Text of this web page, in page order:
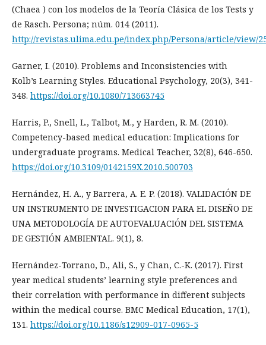
(Chaea ) con los modelos de la Teoría Clásica de los Tests y
de Rasch. Persona; núm. 014 (2011).
http://revistas.ulima.edu.pe/index.php/Persona/article/view/
Garner, I. (2010). Problems and Inconsistencies with
Kolb’s Learning Styles. Educational Psychology, 20(3), 341-
348. https://doi.org/10.1080/713663745
Harris, P., Snell, L., Talbot, M., y Harden, R. M. (2010).
Competency-based medical education: Implications for
undergraduate programs. Medical Teacher, 32(8), 646-650.
https://doi.org/10.3109/0142159X.2010.500703
Hernández, H. A., y Barrera, A. E. P. (2018). VALIDACIÓN DE
UN INSTRUMENTO DE INVESTIGACION PARA EL DISEÑO DE
UNA METODOLOGÍA DE AUTOEVALUACIÓN DEL SISTEMA
DE GESTIÓN AMBIENTAL. 9(1), 8.
Hernández-Torrano, D., Ali, S., y Chan, C.-K. (2017). First
year medical students’ learning style preferences and
their correlation with performance in different subjects
within the medical course. BMC Medical Education, 17(1),
131. https://doi.org/10.1186/s12909-017-0965-5